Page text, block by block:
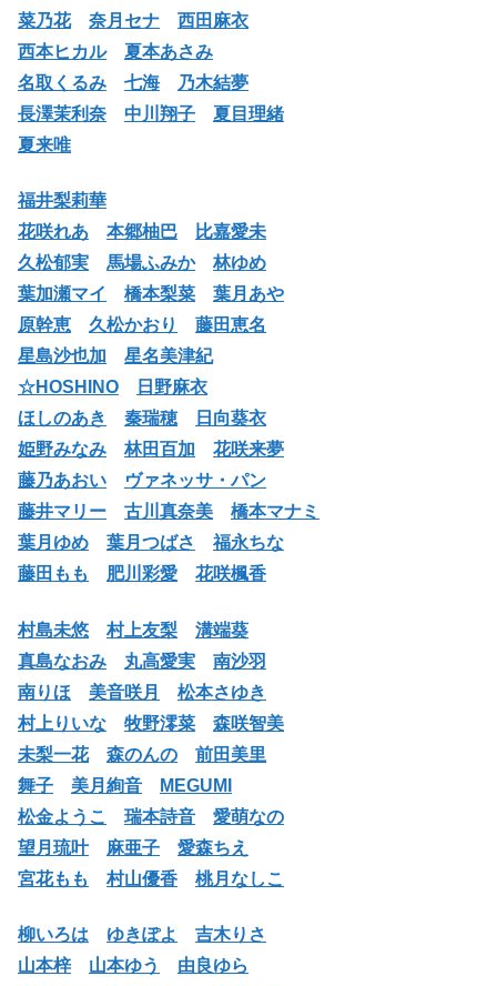
菜乃花 奈月セナ
西田麻衣
西本ヒカル
夏本あさみ
名取くるみ
七海
乃木結夢
長澤茉利奈
中川翔子
夏目理緒
夏来唯
福井梨莉華
花咲れあ
本郷柚巴
比嘉愛未
久松郁実
馬場ふみか
林ゆめ
葉加瀬マイ
橋本梨菜
葉月あや
原幹恵
久松かおり
藤田恵名
星島沙也加
星名美津紀
☆HOSHINO
日野麻衣
ほしのあき
秦瑞穂
日向葵衣
姫野みなみ
林田百加
花咲来夢
藤乃あおい
ヴァネッサ・パン
藤井マリー
古川真奈美
橋本マナミ
葉月ゆめ
葉月つばさ
福永ちな
藤田もも
肥川彩愛 花咲楓香
村島未悠 村上友梨
溝端葵
真島なおみ
丸高愛実
南沙羽
南りほ
美音咲月
松本さゆき
村上りいな
牧野澪菜
森咲智美
未梨一花
森のんの
前田美里
舞子
美月絢音
MEGUMI
松金ようこ
瑞本詩音
愛萌なの
望月琉叶
麻亜子
愛森ちえ
宮花もも
村山優香 桃月なしこ
柳いろは ゆきぽよ
吉木りさ
山本梓
山本ゆう
由良ゆら